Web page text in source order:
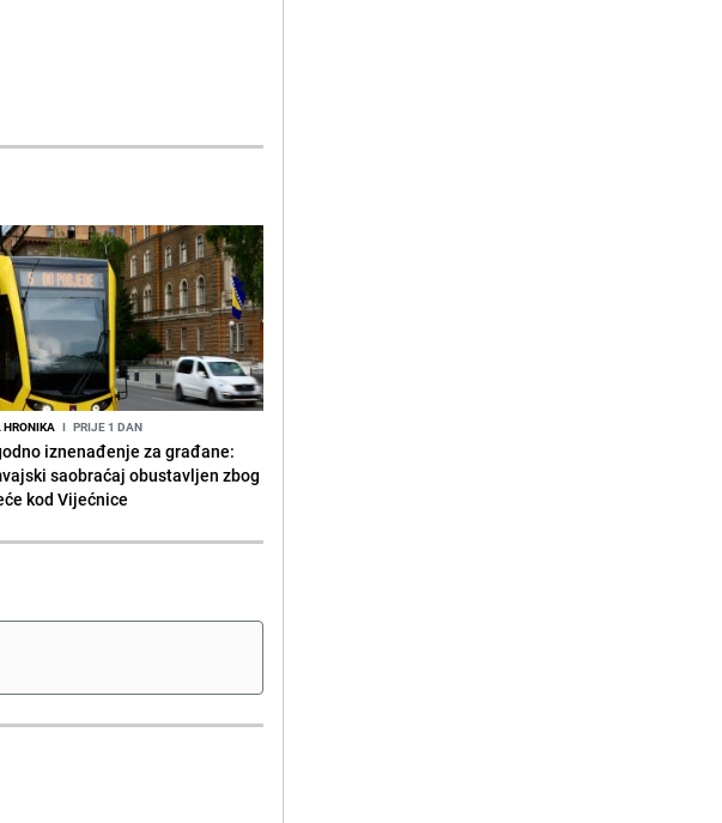
HRONIKA I PRIJE 1 DAN
iznenađenje za građane:
saobraćaj obustavljen zbog
kod Vijećnice